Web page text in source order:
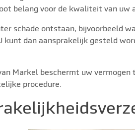
belang voor de kwaliteit van uw
schade ontstaan, bijvoorbeeld
dan aansprakelijk gesteld
Markel beschermt uw vermogen
procedure.